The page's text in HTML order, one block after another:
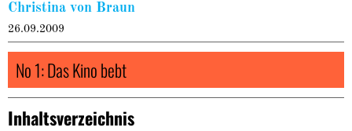
Essays
Reviews
Archiv
Christina von Braun
26.09.2009
No 1: Das Kino bebt
Inhaltsverzeichnis